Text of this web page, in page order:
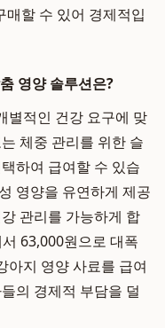
할 수 있어 경제적입
영양 솔루션은?
별적인 건강 요구에 맞
체중 관리를 위한 슬
하여 급여할 수 있습
영양을 유연하게 제공
관리를 가능하게 합
63,000원으로 대폭
아지 영양 사료를 급여
의 경제적 부담을 덜